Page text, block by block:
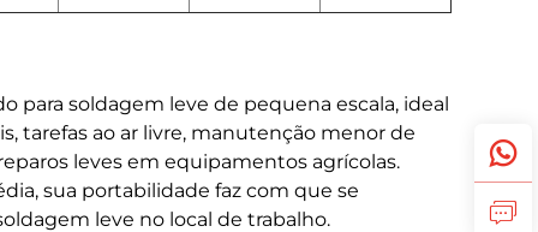
para soldagem leve de pequena escala, ideal
tarefas ao ar livre, manutenção menor de
leves em equipamentos agrícolas.
sua portabilidade faz com que se
leve no local de trabalho.